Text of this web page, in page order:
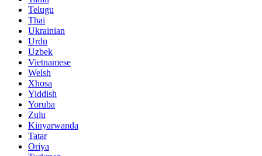
Telugu
Thai
Ukrainian
Urdu
Uzbek
Vietnamese
Welsh
Xhosa
Yiddish
Yoruba
Zulu
Kinyarwanda
Tatar
Oriya